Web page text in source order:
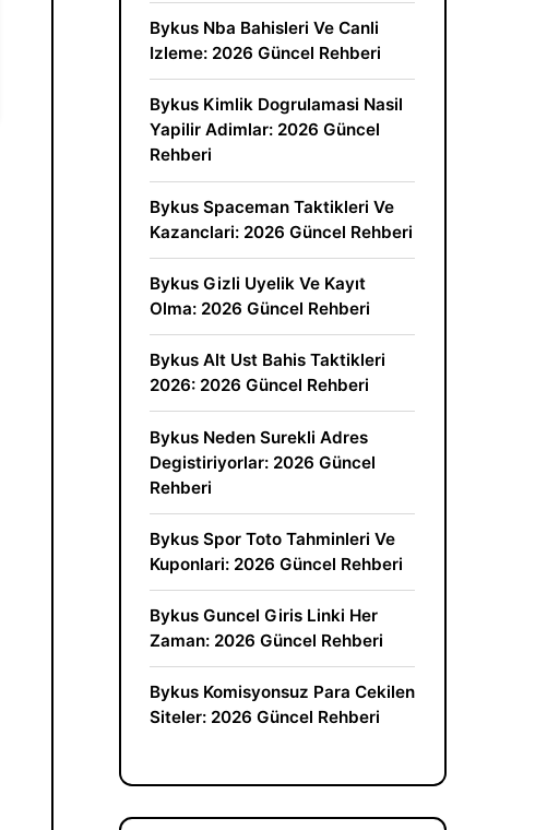
Bykus Nba Bahisleri Ve Canli
Izleme: 2026 Güncel Rehberi
Bykus Kimlik Dogrulamasi Nasil
Yapilir Adimlar: 2026 Güncel
Rehberi
Bykus Spaceman Taktikleri Ve
Kazanclari: 2026 Güncel Rehberi
Bykus Gizli Uyelik Ve Kayıt
Olma: 2026 Güncel Rehberi
Bykus Alt Ust Bahis Taktikleri
2026: 2026 Güncel Rehberi
Bykus Neden Surekli Adres
Degistiriyorlar: 2026 Güncel
Rehberi
Bykus Spor Toto Tahminleri Ve
Kuponlari: 2026 Güncel Rehberi
Bykus Guncel Giris Linki Her
Zaman: 2026 Güncel Rehberi
Bykus Komisyonsuz Para Cekilen
Siteler: 2026 Güncel Rehberi